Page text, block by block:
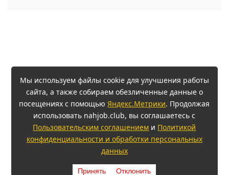
Мы используем файлы cookie для улучшения работы
сайта, а также собираем обезличенные данные о
посещениях с помощьюЯндекс.Метрики. Продолжая
использовать nahjob.club, вы соглашаетесь с
Пользовательским соглашением и Политикой
конфиденциальности и обработки персональных
данных
Принять Отклонить